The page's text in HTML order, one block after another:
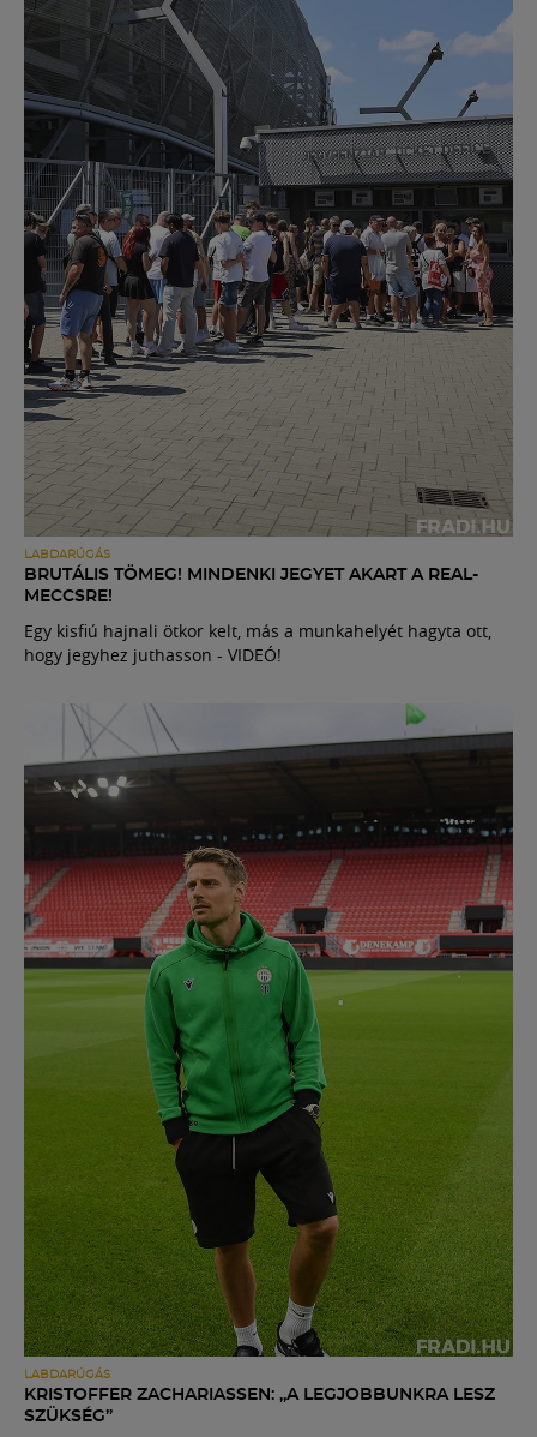
LABDARÚGÁS
BRUTÁLIS TÖMEG! MINDENKI JEGYET AKART A REAL-
MECCSRE!
Egy kisfiú hajnali ötkor kelt, más a munkahelyét hagyta ott,
hogy jegyhez juthasson - VIDEÓ!
LABDARÚGÁS
KRISTOFFER ZACHARIASSEN: „A LEGJOBBUNKRA LESZ
SZÜKSÉG”